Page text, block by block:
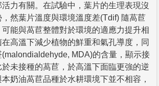
力有關。在試驗中，葉片的生理表現沒
然葉片溫度與環境溫度差(Tdif) 隨萵苣
能與萵苣整體對於環境的適應力提升相
高溫下減少植物的鮮重和氣孔導度，同
MDA)的含量，顯示接
未接種的萵苣，於高溫下面臨更強的逆
奶油萵苣品種於水耕環境下並不相容，